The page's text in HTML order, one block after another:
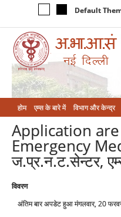
Default
होम एम्‍स के बारे में विभाग और केन्‍द्र
Application
Emergency
ज.प्र.न.ट.सेन्टर,
विवरण
अंतिम बार अपडेट हुआ मंगलवार, 20